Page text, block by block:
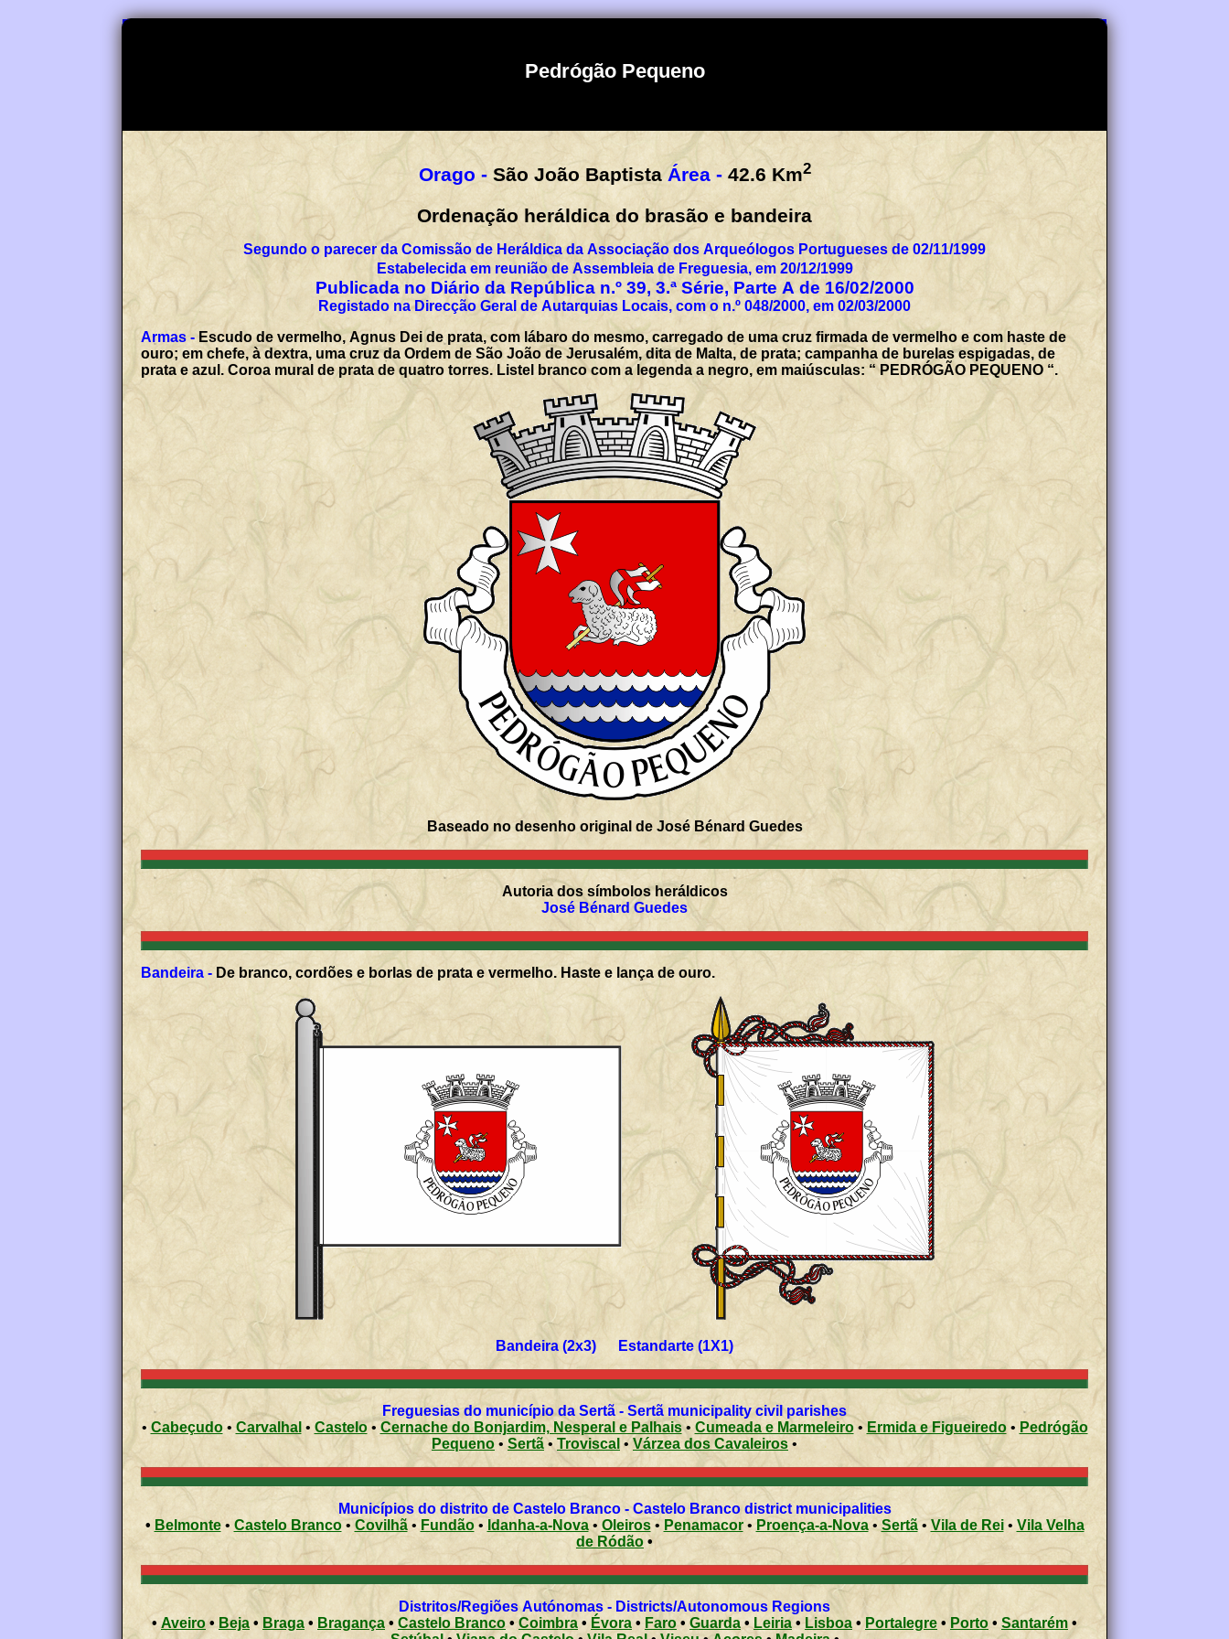
Pedrógão Pequeno
Orago - São João Baptista Área - 42.6 Km2
Ordenação heráldica do brasão e bandeira
Segundo o parecer da Comissão de Heráldica da Associação dos Arqueólogos Portugueses de 02/11/1999
Estabelecida em reunião de Assembleia de Freguesia, em 20/12/1999
Publicada no Diário da República n.º 39, 3.ª Série, Parte A de 16/02/2000
Registado na Direcção Geral de Autarquias Locais, com o n.º 048/2000, em 02/03/2000
Armas - Escudo de vermelho, Agnus Dei de prata, com lábaro do mesmo, carregado de uma cruz firmada de vermelho e com haste de
ouro; em chefe, à dextra, uma cruz da Ordem de São João de Jerusalém, dita de Malta, de prata; campanha de burelas espigadas, de
prata e azul. Coroa mural de prata de quatro torres. Listel branco com a legenda a negro, em maiúsculas: “ PEDRÓGÃO PEQUENO “.
Baseado no desenho original de José Bénard Guedes
Autoria dos símbolos heráldicos
José Bénard Guedes
Bandeira - De branco, cordões e borlas de prata e vermelho. Haste e lança de ouro.
Bandeira (2x3) Estandarte (1X1)
Freguesias do município da Sertã - Sertã municipality civil parishes
• Cabeçudo• Carvalhal • Castelo• Cernache do Bonjardim, Nesperal e Palhais • Cumeada e Marmeleiro• Ermida e Figueiredo• Pedrógão
Pequeno • Sertã •Troviscal • Várzea dos Cavaleiros •
Municípios do distrito de Castelo Branco - Castelo Branco district municipalities
• Belmonte• Castelo Branco• Covilhã• Fundão• Idanha-a-Nova• Oleiros• Penamacor•Proença-a-Nova• Sertã•Vila de Rei• Vila Velha
de Ródão •
Distritos/Regiões Autónomas - Districts/Autonomous Regions
• Aveiro• Beja • Braga • Bragança• Castelo Branco • Coimbra • Évora • Faro• Guarda • Leiria • Lisboa • Portalegre • Porto • Santarém •